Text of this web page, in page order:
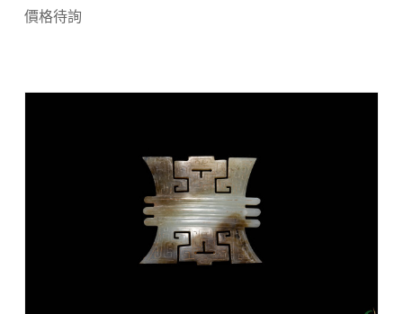
價格待詢